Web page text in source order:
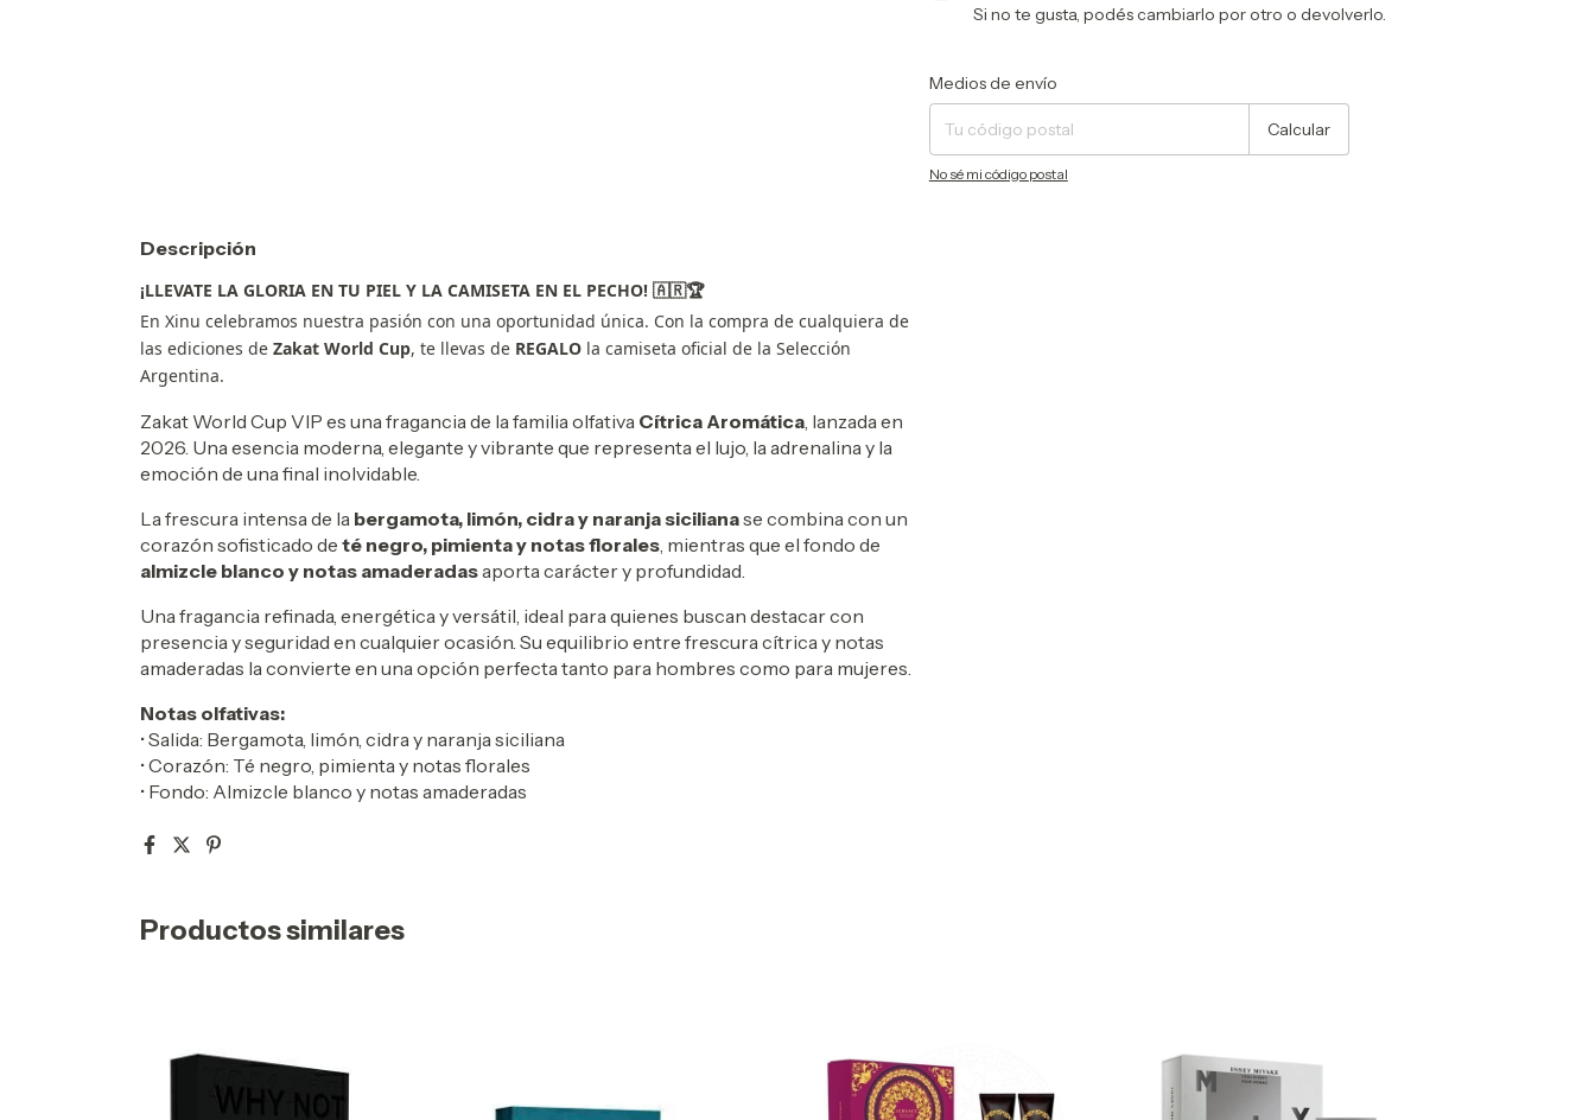
Si no te gusta, podés cambiarlo por otro o devolverlo.
Entregas para el CP:
Medios de envío
Calcular
No sé mi código postal
Descripción
¡LLEVATE LA GLORIA EN TU PIEL Y LA CAMISETA EN EL PECHO! 🇦🇷🏆
En Xinu celebramos nuestra pasión con una oportunidad única. Con la compra de cualquiera de
las ediciones de Zakat World Cup, te llevas de REGALO la camiseta oficial de la Selección
Argentina.
Zakat World Cup VIP es una fragancia de la familia olfativa Cítrica Aromática , lanzada en
2026. Una esencia moderna, elegante y vibrante que representa el lujo, la adrenalina y la
emoción de una final inolvidable.
La frescura intensa de la bergamota, limón, cidra y naranja sicilianase combina con un
corazón sofisticado de té negro, pimienta y notas florales , mientras que el fondo de
almizcle blanco y notas amaderadasaporta carácter y profundidad.
Una fragancia refinada, energética y versátil, ideal para quienes buscan destacar con
presencia y seguridad en cualquier ocasión. Su equilibrio entre frescura cítrica y notas
amaderadas la convierte en una opción perfecta tanto para hombres como para mujeres.
Notas olfativas:
• Salida: Bergamota, limón, cidra y naranja siciliana
• Corazón: Té negro, pimienta y notas florales
• Fondo: Almizcle blanco y notas amaderadas
Productos similares